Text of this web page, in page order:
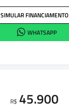
SIMULAR FINANCIAMENTO
WHATSAPP
R$ 45.900